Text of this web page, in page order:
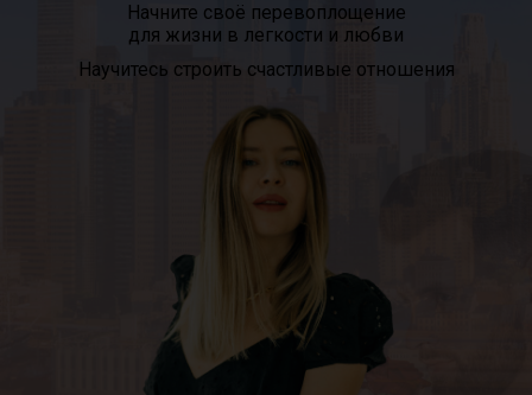
Начните своё перевоплощение
для жизни в легкости и любви
Научитесь строить счастливые отношения